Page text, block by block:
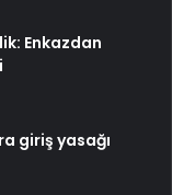
Enkazdan
giriş yasağı